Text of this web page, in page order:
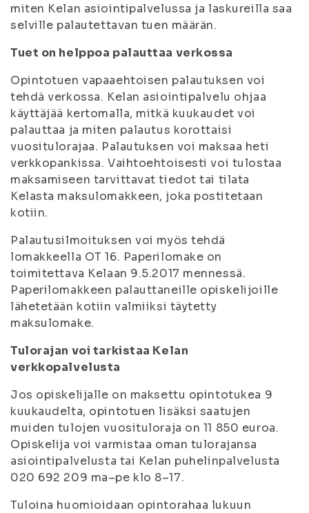
miten Kelan asiointipalvelussa ja laskureilla saa
selville palautettavan tuen määrän.
Tuet on helppoa palauttaa verkossa
Opintotuen vapaaehtoisen palautuksen voi
tehdä verkossa. Kelan asiointipalvelu ohjaa
käyttäjää kertomalla, mitkä kuukaudet voi
palauttaa ja miten palautus korottaisi
vuositulorajaa. Palautuksen voi maksaa heti
verkkopankissa. Vaihtoehtoisesti voi tulostaa
maksamiseen tarvittavat tiedot tai tilata
Kelasta maksulomakkeen, joka postitetaan
kotiin.
Palautusilmoituksen voi myös tehdä
lomakkeella OT 16. Paperilomake on
toimitettava Kelaan 9.5.2017 mennessä.
Paperilomakkeen palauttaneille opiskelijoille
lähetetään kotiin valmiiksi täytetty
maksulomake.
Tulorajan voi tarkistaa Kelan
verkkopalvelusta
Jos opiskelijalle on maksettu opintotukea 9
kuukaudelta, opintotuen lisäksi saatujen
muiden tulojen vuosituloraja on 11 850 euroa.
Opiskelija voi varmistaa oman tulorajansa
asiointipalvelusta tai Kelan puhelinpalvelusta
020 692 209 ma–pe klo 8–17.
Tuloina huomioidaan opintorahaa lukuun